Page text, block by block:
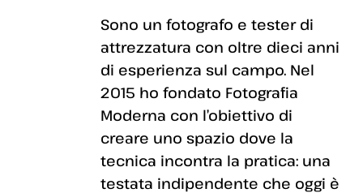
Sono un fotografo e tester di
attrezzatura con oltre dieci anni
di esperienza sul campo. Nel
2015 ho fondato Fotografia
Moderna con l’obiettivo di
creare uno spazio dove la
tecnica incontra la pratica: una
testata indipendente che oggi è